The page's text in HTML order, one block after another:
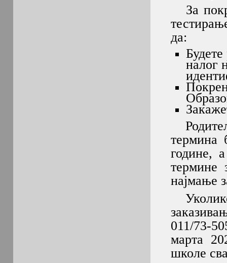
За
да:
налог
термина
године,
термине
најмање
011/73-
марта
школе